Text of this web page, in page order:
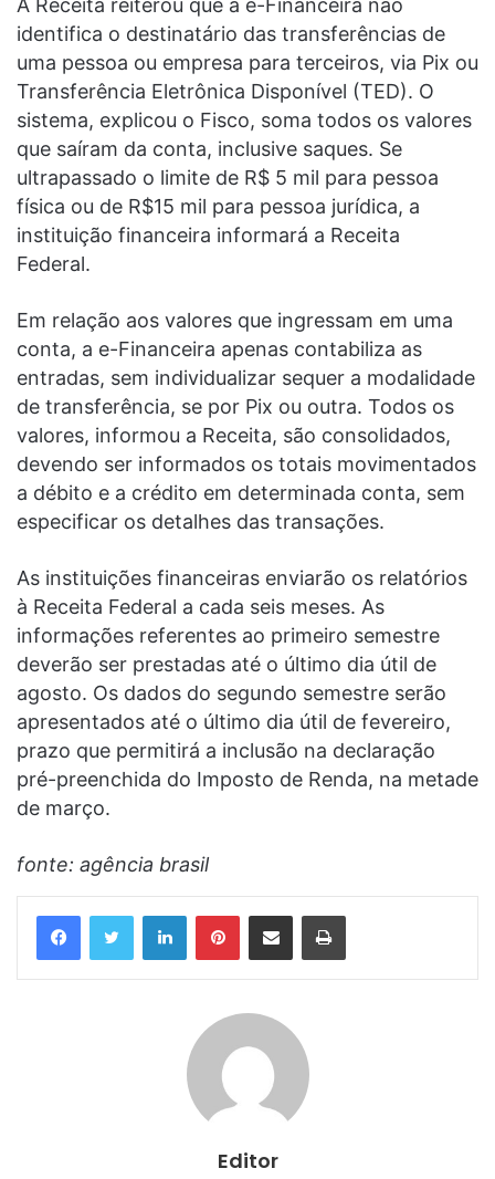
A Receita reiterou que a e-Financeira não
identifica o destinatário das transferências de
uma pessoa ou empresa para terceiros, via Pix ou
Transferência Eletrônica Disponível (TED). O
sistema, explicou o Fisco, soma todos os valores
que saíram da conta, inclusive saques. Se
ultrapassado o limite de R$ 5 mil para pessoa
física ou de R$15 mil para pessoa jurídica, a
instituição financeira informará a Receita
Federal.
Em relação aos valores que ingressam em uma
conta, a e-Financeira apenas contabiliza as
entradas, sem individualizar sequer a modalidade
de transferência, se por Pix ou outra. Todos os
valores, informou a Receita, são consolidados,
devendo ser informados os totais movimentados
a débito e a crédito em determinada conta, sem
especificar os detalhes das transações.
As instituições financeiras enviarão os relatórios
à Receita Federal a cada seis meses. As
informações referentes ao primeiro semestre
deverão ser prestadas até o último dia útil de
agosto. Os dados do segundo semestre serão
apresentados até o último dia útil de fevereiro,
prazo que permitirá a inclusão na declaração
pré-preenchida do Imposto de Renda, na metade
de março.
fonte: agência brasil
LinkedinPinterestCompartilhar via e-mail Imprimir
Editor